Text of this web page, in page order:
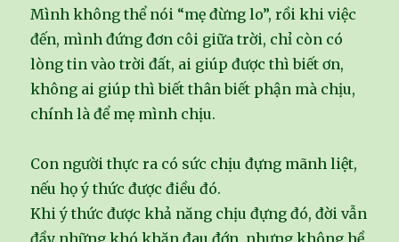
Mình không thể nói “mẹ đừng lo”, rồi khi việc
đến, mình đứng đơn côi giữa trời, chỉ còn có
lòng tin vào trời đất, ai giúp được thì biết ơn,
không ai giúp thì biết thân biết phận mà chịu,
chính là để mẹ mình chịu.
Con người thực ra có sức chịu đựng mãnh liệt,
nếu họ ý thức được điều đó.
Khi ý thức được khả năng chịu đựng đó, đời vẫn